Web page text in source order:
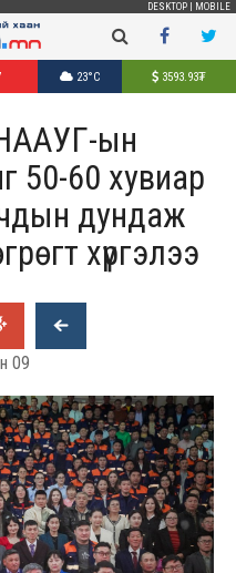
DESKTOP MOBILE
23°C 3593.93₮
ын
50-60 хувиар
дундаж
хүргэлээ
09